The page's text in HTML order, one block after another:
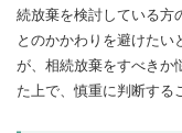
続放棄を検討している方
とのかかわりを避けたい
が、相続放棄をすべきか
た上で、慎重に判断する